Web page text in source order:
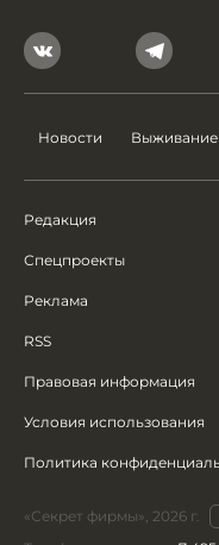
Новости Выживание
Редакция
Спецпроекты
Реклама
RSS
Правовая информация
Условия использования
Политика
«Секрет фирмы», 2026 г.